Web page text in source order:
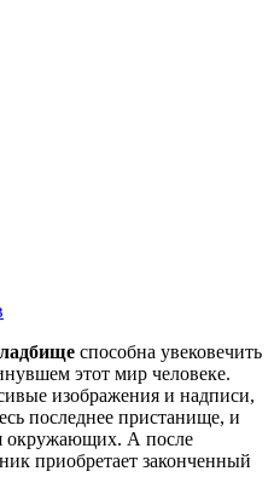
способна увековечить
этот мир человеке.
изображения и надписи,
последнее пристанище, и
окружающих. А после
приобретает законченный